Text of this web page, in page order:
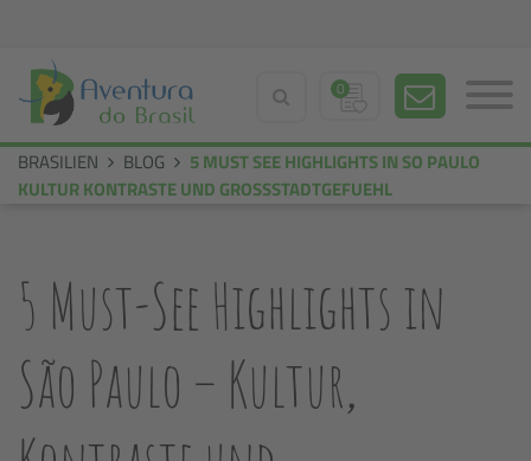
0
BRASILIEN BLOG
5 MUST SEE HIGHLIGHTS IN SO PAULO
KULTUR KONTRASTE UND GROSSSTADTGEFUEHL
5 Must-See Highlights in
São Paulo – Kultur,